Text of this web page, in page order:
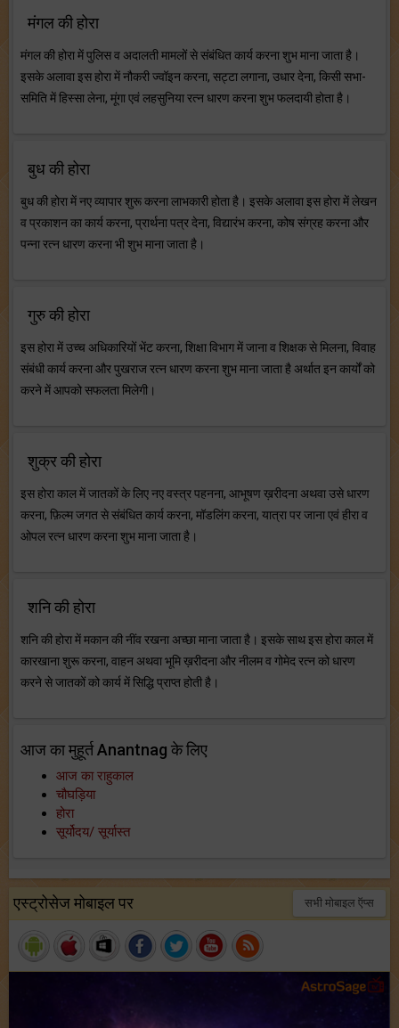
मंगल की होरा
मंगल की होरा में पुलिस व अदालती मामलों से संबंधित कार्य करना शुभ माना जाता है।
इसके अलावा इस होरा में नौकरी ज्वॉइन करना, सट्टा लगाना, उधार देना, किसी सभा-
समिति में हिस्सा लेना, मूंगा एवं लहसुनिया रत्न धारण करना शुभ फलदायी होता है।
बुध की होरा
बुध की होरा में नए व्यापार शुरू करना लाभकारी होता है। इसके अलावा इस होरा में लेखन
व प्रकाशन का कार्य करना, प्रार्थना पत्र देना, विद्यारंभ करना, कोष संग्रह करना और
पन्ना रत्न धारण करना भी शुभ माना जाता है।
गुरु की होरा
इस होरा में उच्च अधिकारियों भेंट करना, शिक्षा विभाग में जाना व शिक्षक से मिलना, विवाह
संबंधी कार्य करना और पुखराज रत्न धारण करना शुभ माना जाता है अर्थात इन कार्यों को
करने में आपको सफलता मिलेगी।
शुक्र की होरा
इस होरा काल में जातकों के लिए नए वस्त्र पहनना, आभूषण ख़रीदना अथवा उसे धारण
करना, फ़िल्म जगत से संबंधित कार्य करना, मॉडलिंग करना, यात्रा पर जाना एवं हीरा व
ओपल रत्न धारण करना शुभ माना जाता है।
शनि की होरा
शनि की होरा में मकान की नींव रखना अच्छा माना जाता है। इसके साथ इस होरा काल में
कारखाना शुरू करना, वाहन अथवा भूमि ख़रीदना और नीलम व गोमेद रत्न को धारण
करने से जातकों को कार्य में सिद्धि प्राप्त होती है।
आज का मुहूर्त Anantnag के लिए
आज का राहुकाल
चौघड़िया
होरा
सूर्योदय/ सूर्यास्त
एस्ट्रोसेज मोबाइल पर सभी मोबाइल ऍप्स